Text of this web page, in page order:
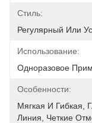
Стиль:
Регулярный Или
Использование:
Одноразовое
Особенности:
Мягкая И Гибкая,
Линия, Четкие